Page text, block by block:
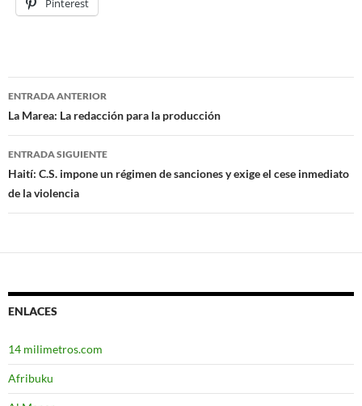
Pinterest
Navegación
de
entradas
ENTRADA ANTERIOR
La Marea: La redacción para la producción
ENTRADA SIGUIENTE
Haití: C.S. impone un régimen de sanciones y exige el cese inmediato
de la violencia
ENLACES
14 milimetros.com
Afribuku